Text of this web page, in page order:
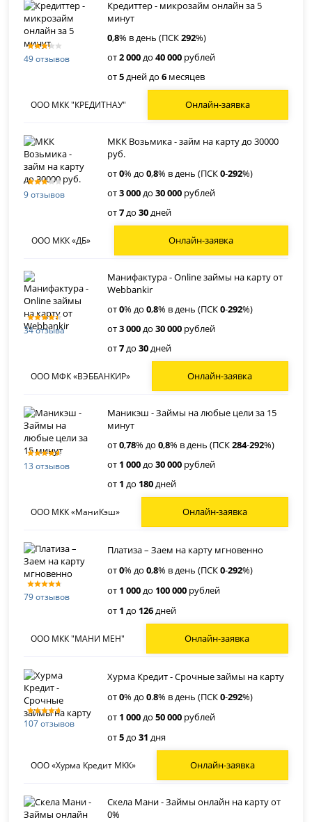
49 отзывов
Кредиттер - микрозайм онлайн за 5
минут
0,8% в день (ПСК292%)
от2 000до40 000 рублей
от5дней до6 месяцев
ООО МКК "КРЕДИТНАУ" Онлайн-заявка
9 отзывов
МКК Возьмика - займ на карту до 30000
руб.
от0% до0,8% в день (ПСК0-292%)
от3 000до30 000 рублей
от7до30дней
ООО МКК «ДБ» Онлайн-заявка
34 отзыва
Манифактура - Online займы на карту от
Webbankir
от0% до0,8% в день (ПСК0-292%)
от3 000до30 000 рублей
от7до30дней
ООО МФК «ВЭББАНКИР» Онлайн-заявка
13 отзывов
Маникэш - Займы на любые цели за 15
минут
от0,78% до0,8% в день (ПСК284-292%)
от 1 000до30 000 рублей
от 1 до 180дней
ООО МКК «МаниКэш» Онлайн-заявка
79 отзывов
Платиза – Заем на карту мгновенно
от0% до0,8% в день (ПСК0-292%)
от 1 000до 100 000 рублей
от 1 до 126дней
ООО МКК "МАНИ МЕН" Онлайн-заявка
107 отзывов
Хурма Кредит - Срочные займы на карту
от0% до0.8% в день (ПСК0-292%)
от 1 000до50 000 рублей
от5до31 дня
ООО «Хурма Кредит МКК» Онлайн-заявка
Скела Мани - Займы онлайн на карту от
0%